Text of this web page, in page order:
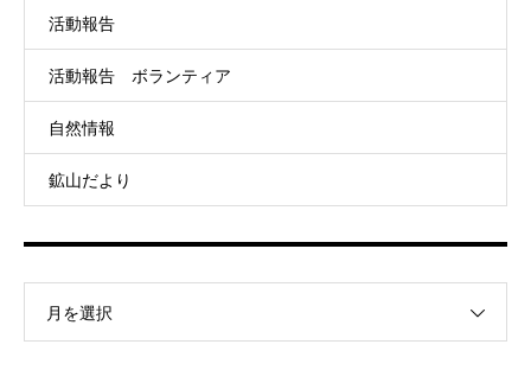
活動報告
活動報告 ボランティア
自然情報
鉱山だより
月を選択